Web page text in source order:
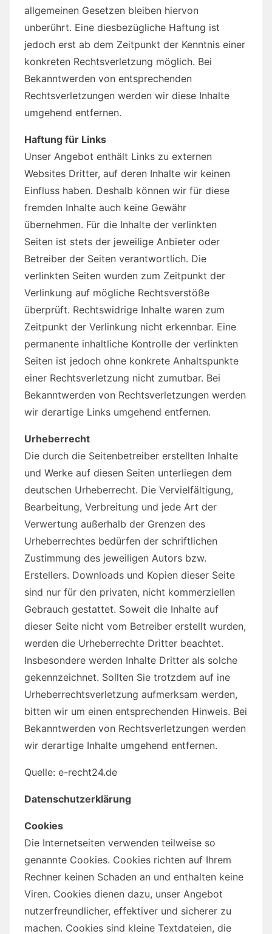
allgemeinen Gesetzen bleiben hiervon
unberührt. Eine diesbezügliche Haftung ist
jedoch erst ab dem Zeitpunkt der Kenntnis einer
konkreten Rechtsverletzung möglich. Bei
Bekanntwerden von entsprechenden
Rechtsverletzungen werden wir diese Inhalte
umgehend entfernen.
Haftung für Links
Unser Angebot enthält Links zu externen
Websites Dritter, auf deren Inhalte wir keinen
Einfluss haben. Deshalb können wir für diese
fremden Inhalte auch keine Gewähr
übernehmen. Für die Inhalte der verlinkten
Seiten ist stets der jeweilige Anbieter oder
Betreiber der Seiten verantwortlich. Die
verlinkten Seiten wurden zum Zeitpunkt der
Verlinkung auf mögliche Rechtsverstöße
überprüft. Rechtswidrige Inhalte waren zum
Zeitpunkt der Verlinkung nicht erkennbar. Eine
permanente inhaltliche Kontrolle der verlinkten
Seiten ist jedoch ohne konkrete Anhaltspunkte
einer Rechtsverletzung nicht zumutbar. Bei
Bekanntwerden von Rechtsverletzungen werden
wir derartige Links umgehend entfernen.
Urheberrecht
Die durch die Seitenbetreiber erstellten Inhalte
und Werke auf diesen Seiten unterliegen dem
deutschen Urheberrecht. Die Vervielfältigung,
Bearbeitung, Verbreitung und jede Art der
Verwertung außerhalb der Grenzen des
Urheberrechtes bedürfen der schriftlichen
Zustimmung des jeweiligen Autors bzw.
Erstellers. Downloads und Kopien dieser Seite
sind nur für den privaten, nicht kommerziellen
Gebrauch gestattet. Soweit die Inhalte auf
dieser Seite nicht vom Betreiber erstellt wurden,
werden die Urheberrechte Dritter beachtet.
Insbesondere werden Inhalte Dritter als solche
gekennzeichnet. Sollten Sie trotzdem auf ine
Urheberrechtsverletzung aufmerksam werden,
bitten wir um einen entsprechenden Hinweis. Bei
Bekanntwerden von Rechtsverletzungen werden
wir derartige Inhalte umgehend entfernen.
Quelle: e-recht24.de
Datenschutzerklärung
Cookies
Die Internetseiten verwenden teilweise so
genannte Cookies. Cookies richten auf Ihrem
Rechner keinen Schaden an und enthalten keine
Viren. Cookies dienen dazu, unser Angebot
nutzerfreundlicher, effektiver und sicherer zu
machen. Cookies sind kleine Textdateien, die